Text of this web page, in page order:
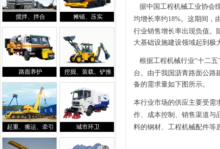
搅拌、拌合 摊铺、压实
路面养护 挖掘、装载、铲推
起重、搬运、牵引 城市环卫
据中国工程机械工业协会
均增长率约18%。这期间，
行业销售增长率出现负值。
大基础设施建设领域起到极
根据工程机械行业“十二五
台。由于我国沥青路面公路
备的需求量如下图所示。
本行业市场的供应主要受需
作、成本控制、销售渠道与
料的钢材、工程机械配件等